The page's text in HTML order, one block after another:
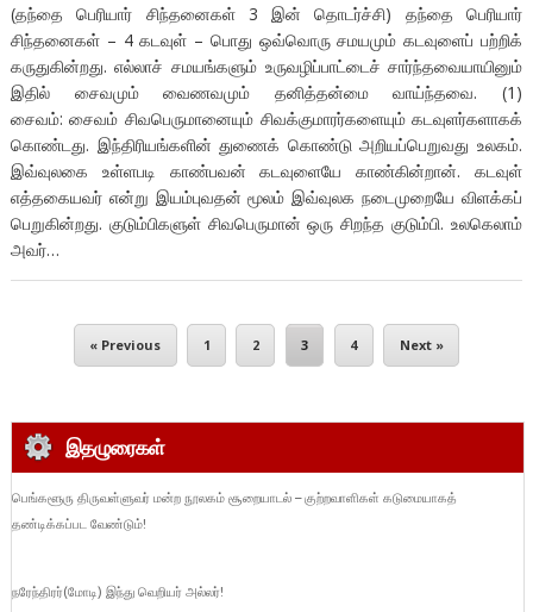
(தந்தை பெரியார் சிந்தனைகள் 3 இன் தொடர்ச்சி) தந்தை பெரியார்
சிந்தனைகள் – 4 கடவுள் – பொது ஒவ்வொரு சமயமும் கடவுளைப் பற்றிக்
கருதுகின்றது. எல்லாச் சமயங்களும் உருவழிப்பாட்டைச் சார்ந்தவையாயினும்
இதில் சைவமும் வைணவமும் தனித்தன்மை வாய்ந்தவை. (1)
சைவம்: சைவம் சிவபெருமானையும் சிவக்குமாரர்களையும் கடவுளர்களாகக்
கொண்டது. இந்திரியங்களின் துணைக் கொண்டு அறியப்பெறுவது உலகம்.
இவ்வுலகை உள்ளபடி காண்பவன் கடவுளையே காண்கின்றான். கடவுள்
எத்தகையவர் என்று இயம்புவதன் மூலம் இவ்வுலக நடைமுறையே விளக்கப்
பெறுகின்றது. குடும்பிகளுள் சிவபெருமான் ஒரு சிறந்த குடும்பி. உலகெலாம்
அவர்…
« Previous 1 2 3 4 Next »
இதழுரைகள்
பெங்களூரு திருவள்ளுவர் மன்ற நூலகம் சூறையாடல் – குற்றவாளிகள் கடுமையாகத்
தண்டிக்கப்பட வேண்டும்!
நரேந்திரர்(மோடி) இந்து வெறியர் அல்லர்!